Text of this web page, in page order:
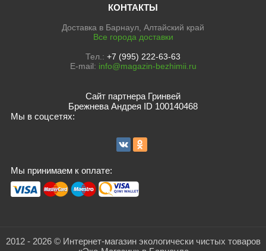
КОНТАКТЫ
Доставка в Барнаул, Алтайский край
Все города доставки
Тел.: +7 (995) 222-63-63
E-mail: info@magazin-bezhimii.ru
Сайт партнера Гринвей
Брежнева Андрея ID 100140468
Мы в соцсетях:
Мы принимаем к оплате:
2012 - 2026 © Интернет-магазин экологически чистых товаров